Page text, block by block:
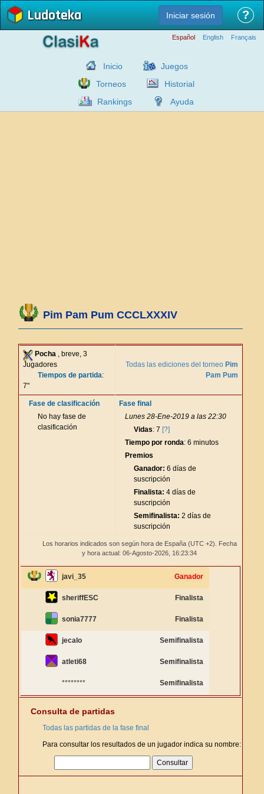
Ludoteka Iniciar sesión ?
Español English Français
Inicio
Juegos
Torneos
Historial
Rankings
Ayuda
Pim Pam Pum CCCLXXXIV
Pocha , breve, 3
Jugadores
Tiempos de partida:
7"
Todas las ediciones del torneo Pim
Pam Pum
Fase de clasificación
No hay fase de
clasificación
Fase final
Lunes 28-Ene-2019 a las 22:30
Vidas: 7 [?]
Tiempo por ronda: 6 minutos
Premios
Ganador: 6 días de
suscripción
Finalista: 4 días de
suscripción
Semifinalista: 2 días de
suscripción
Los horarios indicados son según hora de España (UTC +2). Fecha
y hora actual: 06-Agosto-2026, 16:23:35
javi_35 Ganador
sheriffESC Finalista
sonia7777 Finalista
jecalo Semifinalista
atleti68 Semifinalista
******** Semifinalista
Consulta de partidas
Todas las partidas de la fase final
Para consultar los resultados de un jugador indica su nombre: